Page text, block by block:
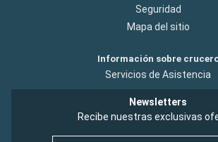
Seguridad
Mapa del sitio
Información sobre
Servicios de Asistencia
Newsletters
Recibe nuestras exclusivas